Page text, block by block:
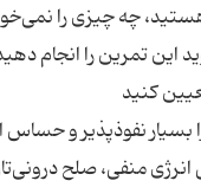
چه چیزی را
نفوذپذیر و حساس
انرژی منفی، صلح